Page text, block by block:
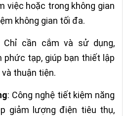
việc hoặc trong không gian
không gian tối đa.
Chỉ cần cắm và sử dụng,
phức tạp, giúp bạn thiết lập
thuận tiện.
: Công nghệ tiết kiệm năng
giảm lượng điện tiêu thụ,